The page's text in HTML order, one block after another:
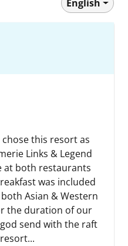
English
this resort as
Links & Legend
at both restaurants
was included
Asian & Western
the duration of our
send with the raft